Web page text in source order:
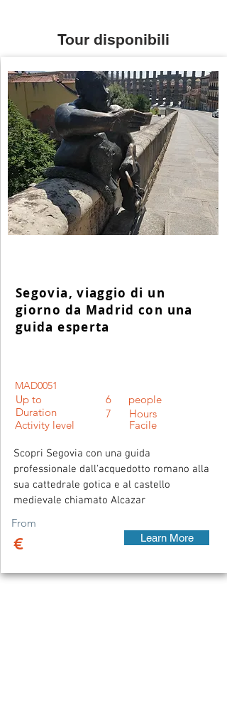
Tour disponibili
Segovia, viaggio di un
giorno da Madrid con una
guida esperta
MAD0051
Up to
6
Duration
7
Activity level
people
Hours
Facile
Scopri Segovia con una guida
professionale dall'acquedotto romano alla
sua cattedrale gotica e al castello
medievale chiamato Alcazar
From
€ Learn More